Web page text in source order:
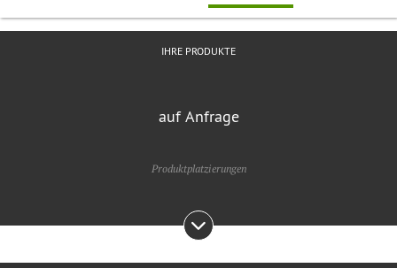
IHRE PRODUKTE
auf Anfrage
Produktplatzierungen